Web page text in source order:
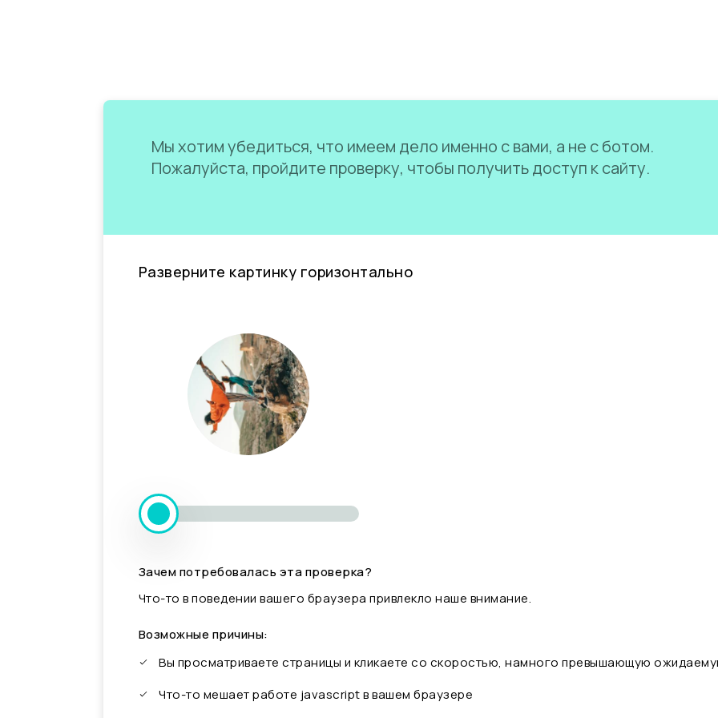
Мы хотим убедиться, что имеем дело именно с вами, а не с ботом.
Пожалуйста, пройдите проверку, чтобы получить доступ к сайту.
Разверните картинку горизонтально
Зачем потребовалась эта проверка?
Что-то в поведении вашего браузера привлекло наше внимание.
Возможные причины:
Вы просматриваете страницы и кликаете со скоростью, намного превышающую
Что-то мешает работе javascript в вашем браузере